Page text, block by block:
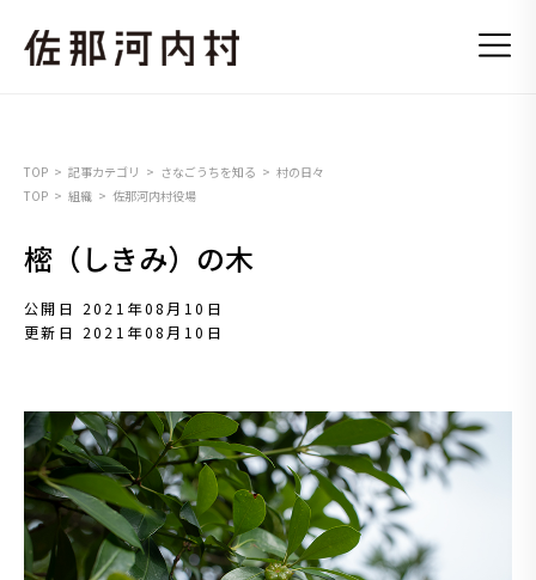
TOP 記事カテゴリ さなごうちを知る
村の日々
TOP
組織 佐那河内村役場
樒（しきみ）の木
公開日 2021年08月10日
更新日 2021年08月10日